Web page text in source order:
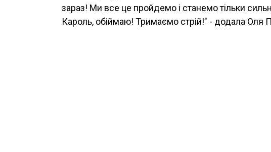
зараз! Ми все це пройдемо і станемо тільки
Кароль, обіймаю! Тримаємо стрій!" - додала Оля